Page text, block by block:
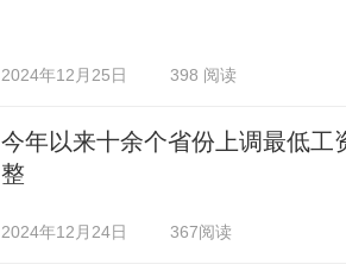
2024年12月25日 398 阅读
今年以来十余个省份上调最低工
整
2024年12月24日 367阅读